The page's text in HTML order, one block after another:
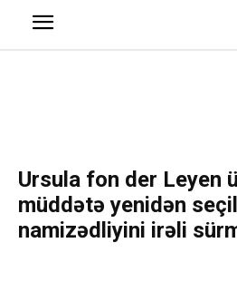
Ursula fon der Leyen
müddətə yenidən
namizədliyini irəli